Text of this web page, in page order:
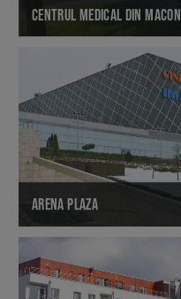
CENTRUL MEDICAL DIN MACON
ARENA PLAZA